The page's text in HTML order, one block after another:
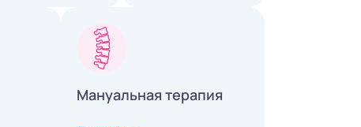
Мануальная терапия